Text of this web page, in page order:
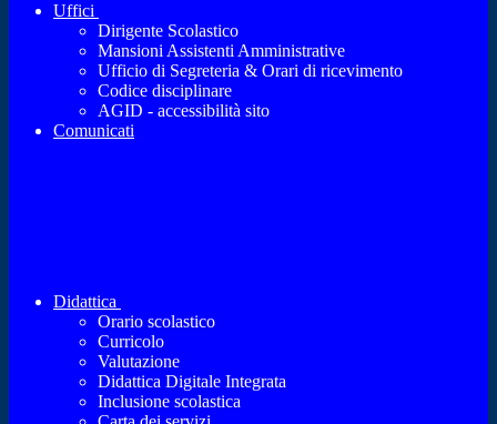
Uffici
Dirigente Scolastico
Mansioni Assistenti Amministrative
Ufficio di Segreteria & Orari di ricevimento
Codice disciplinare
AGID - accessibilità sito
Comunicati
Didattica
Orario scolastico
Curricolo
Valutazione
Didattica Digitale Integrata
Inclusione scolastica